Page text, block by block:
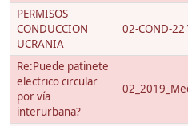
PERMISOS
CONDUCCION
UCRANIA
02-COND-
Re:Puede patinete
electrico circular
por vía
interurbana?